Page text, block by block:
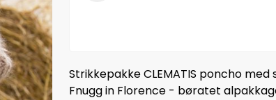
Strikkepakke CLEMATIS poncho
Fnugg in Florence - børatet